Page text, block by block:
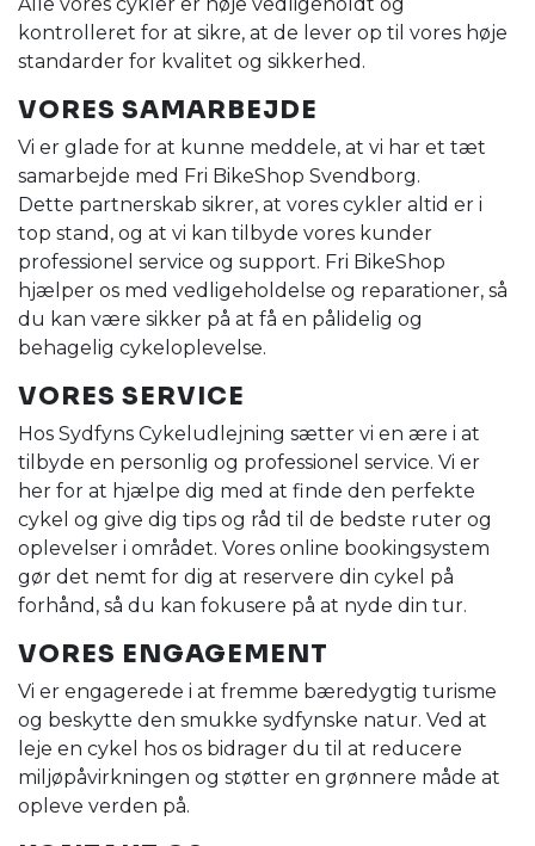
kontrolleret for at sikre, at de lever op til vores høje
standarder for kvalitet og sikkerhed.
VORES SAMARBEJDE
Vi er glade for at kunne meddele, at vi har et tæt
samarbejde med Fri BikeShop Svendborg.
Dette partnerskab sikrer, at vores cykler altid er i
top stand, og at vi kan tilbyde vores kunder
professionel service og support. Fri BikeShop
hjælper os med vedligeholdelse og reparationer, så
du kan være sikker på at få en pålidelig og
behagelig cykeloplevelse.
VORES SERVICE
Hos Sydfyns Cykeludlejning sætter vi en ære i at
tilbyde en personlig og professionel service. Vi er
her for at hjælpe dig med at finde den perfekte
cykel og give dig tips og råd til de bedste ruter og
oplevelser i området. Vores online bookingsystem
gør det nemt for dig at reservere din cykel på
forhånd, så du kan fokusere på at nyde din tur.
VORES ENGAGEMENT
Vi er engagerede i at fremme bæredygtig turisme
og beskytte den smukke sydfynske natur. Ved at
leje en cykel hos os bidrager du til at reducere
miljøpåvirkningen og støtter en grønnere måde at
opleve verden på.